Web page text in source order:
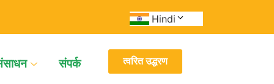
Hindi
संपर्क त्वरित उद्धरण